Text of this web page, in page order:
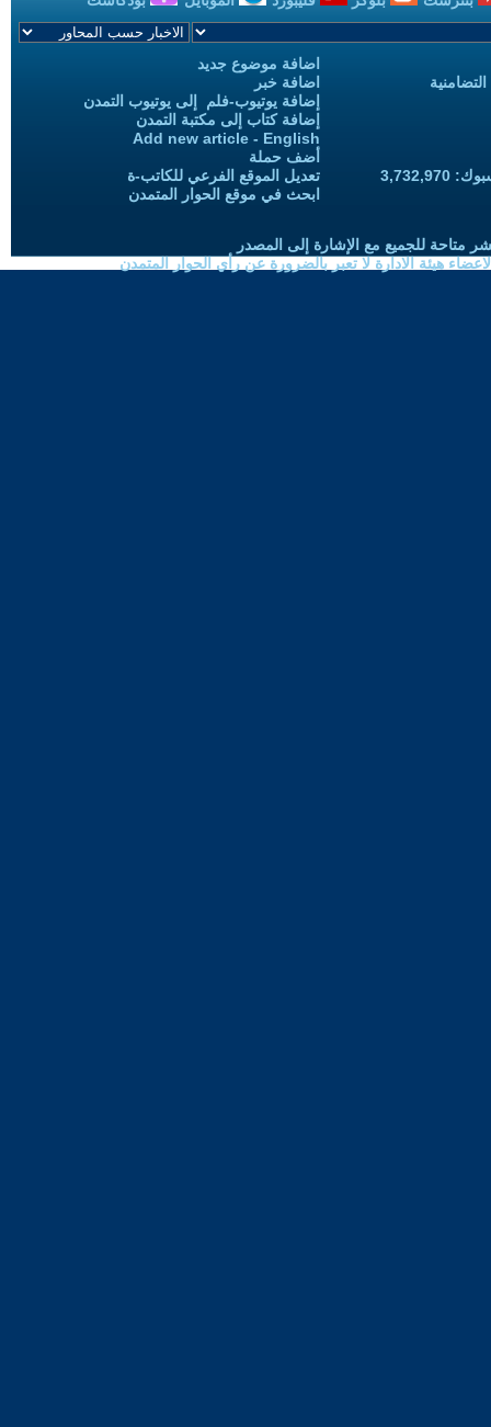
اضافة موضوع جديد
اضافة خبر
إضافة يوتيوب-فلم إلى يوتيوب التمدن
إضافة كتاب إلى مكتبة التمدن
Add new article - English
أضف حملة
تعديل الموقع الفرعي للكاتب-ة
ابحث في موقع الحوار المتمدن
متاحة للجميع مع الإشارة إلى المصدر
هيئة الادارة لا تعبر بالضرورة عن رأي الحوار المتمدن